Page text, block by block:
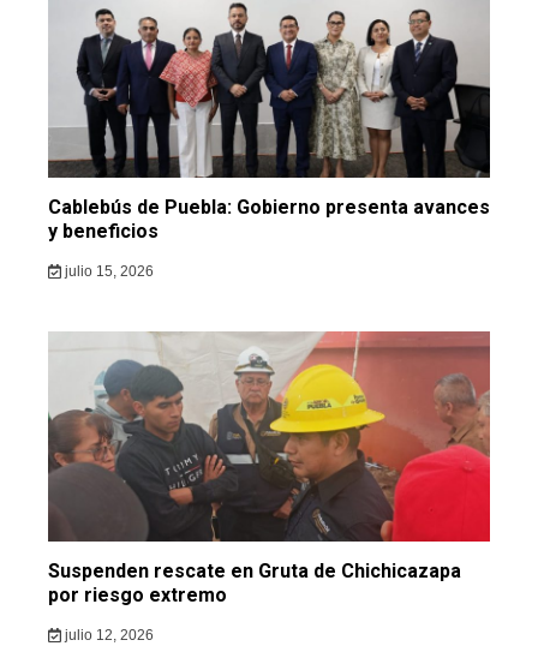
Cablebús de Puebla: Gobierno presenta avances
y beneficios
julio 15, 2026
Suspenden rescate en Gruta de Chichicazapa
por riesgo extremo
julio 12, 2026